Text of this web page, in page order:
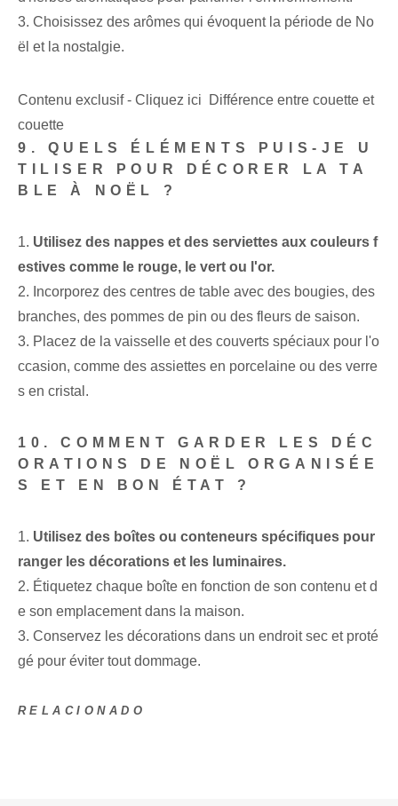
3. Choisissez des arômes qui évoquent la période de No
ël et la nostalgie.
Contenu exclusif - Cliquez ici Différence entre couette et
couette
9. QUELS ÉLÉMENTS PUIS-JE U
TILISER POUR DÉCORER LA TA
BLE À NOËL ?
1. Utilisez des nappes et des serviettes aux couleurs f
estives comme le rouge, le vert ou l'or.
2. Incorporez des centres de table avec des bougies, des
branches, des pommes de pin ou des fleurs de saison.
3. Placez de la vaisselle et des couverts spéciaux pour l'o
ccasion, comme des assiettes en porcelaine ou des verre
s en cristal.
10. COMMENT GARDER LES DÉC
ORATIONS DE NOËL ORGANISÉE
S ET EN BON ÉTAT ?
1. Utilisez des boîtes ou conteneurs spécifiques pour
ranger les décorations et les luminaires.
2. Étiquetez chaque boîte en fonction de son contenu et d
e son emplacement dans la maison.
3. Conservez les décorations dans un endroit sec et proté
gé pour éviter tout dommage.
RELACIONADO